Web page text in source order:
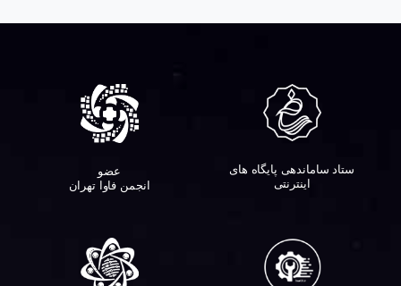
ستاد ساماندهی پایگاه های
اینترنتی
عضو
انجمن فاوا تهران